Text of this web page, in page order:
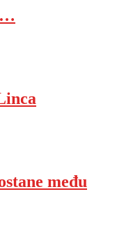
među